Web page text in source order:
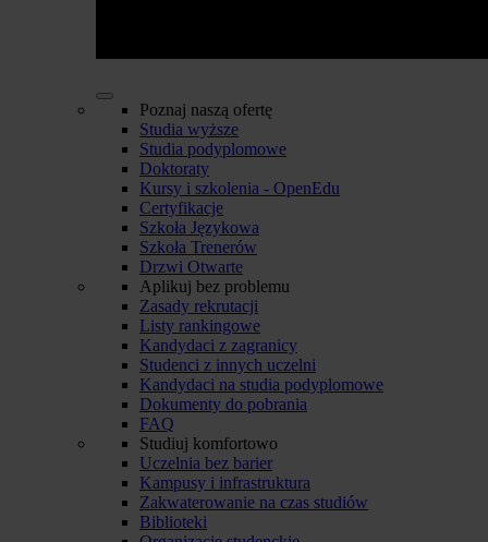
Poznaj naszą ofertę
Studia wyższe
Studia podyplomowe
Doktoraty
Kursy i szkolenia - OpenEdu
Certyfikacje
Szkoła Językowa
Szkoła Trenerów
Drzwi Otwarte
Aplikuj bez problemu
Zasady rekrutacji
Listy rankingowe
Kandydaci z zagranicy
Studenci z innych uczelni
Kandydaci na studia podyplomowe
Dokumenty do pobrania
FAQ
Studiuj komfortowo
Uczelnia bez barier
Kampusy i infrastruktura
Zakwaterowanie na czas studiów
Biblioteki